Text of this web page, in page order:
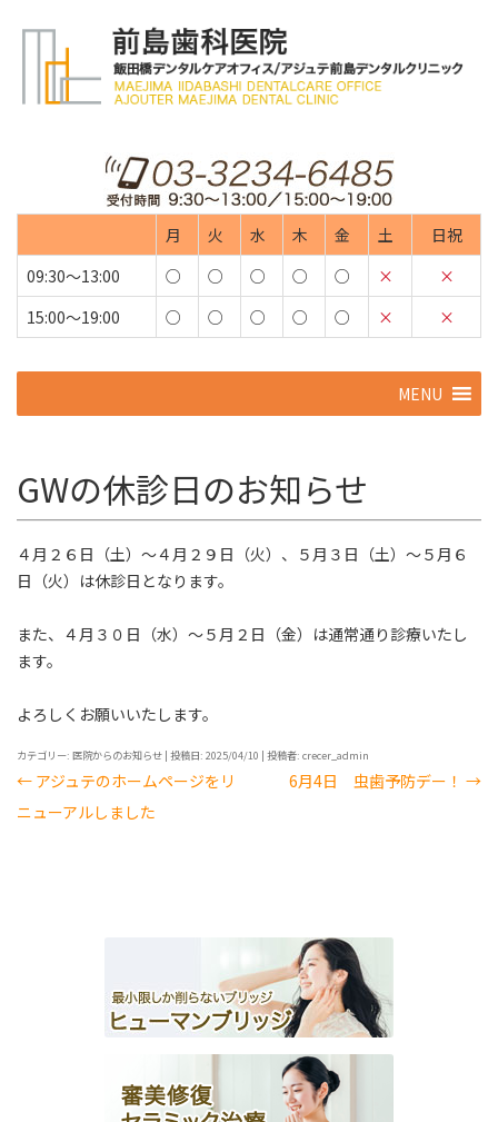
月 火 水 木 金 土
日祝
09:30～13:00
○ ○ ○ ○ ○ ×
×
15:00～19:00
○ ○ ○ ○ ○ × ×
ツ
へ
ス
ッ
MENU
GWの休診日のお知らせ
４月２６日（土）～４月２９日（火）、５月３日（土）～５月６
日（火）は休診日となります。
また、４月３０日（水）～５月２日（金）は通常通り診療いたし
ます。
よろしくお願いいたします。
カテゴリー: 医院からのお知らせ | 投稿日: 2025/04/10 | 投稿者: crecer_admin
投
稿
← アジュテのホームページをリ
ニューアルしました
6月4日 虫歯予防デー！ →